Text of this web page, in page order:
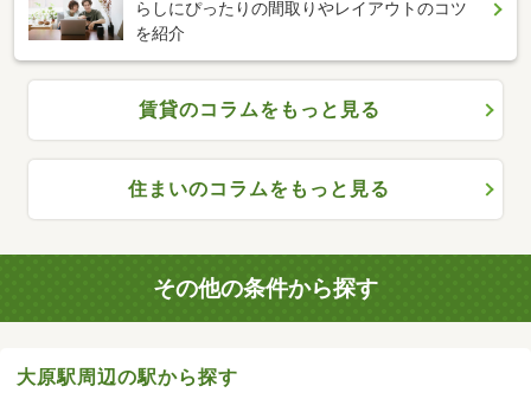
らしにぴったりの間取りやレイアウトのコツ
を紹介
賃貸のコラムをもっと見る
住まいのコラムをもっと見る
その他の条件から探す
大原駅周辺の駅から探す